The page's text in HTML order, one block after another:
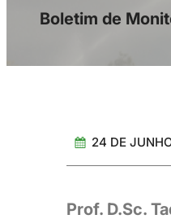
Boletim de
24 DE
Prof. D.Sc.